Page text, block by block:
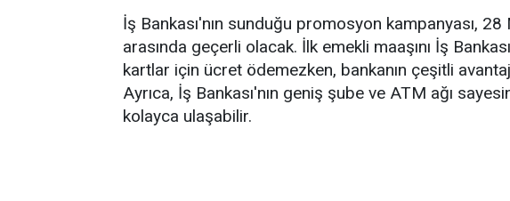
İş Bankası'nın sunduğu promosyon kampanyası,
arasında geçerli olacak. İlk emekli maaşını İş
kartlar için ücret ödemezken, bankanın çeşitli
Ayrıca, İş Bankası'nın geniş şube ve ATM ağı
kolayca ulaşabilir.